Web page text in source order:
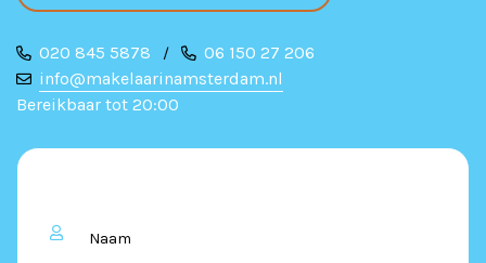
020 845 5878 /
06 150 27 206
info@makelaarinamsterdam.nl
Bereikbaar tot 20:00